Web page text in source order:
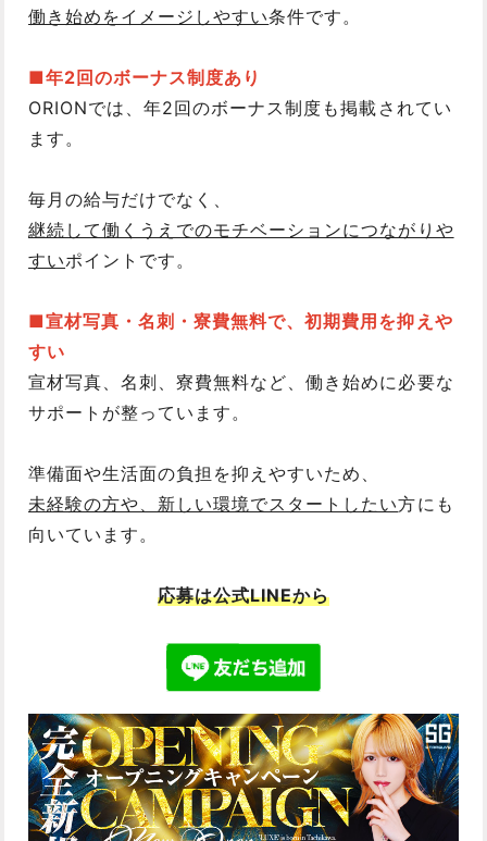
働き始めをイメージしやすい条件です。
■年2回のボーナス制度あり
ORIONでは、年2回のボーナス制度も掲載されてい
ます。
毎月の給与だけでなく、
継続して働くうえでのモチベーションにつながりや
すいポイントです。
■宣材写真・名刺・寮費無料で、初期費用を抑えや
すい
宣材写真、名刺、寮費無料など、働き始めに必要な
サポートが整っています。
準備面や生活面の負担を抑えやすいため、
未経験の方や、新しい環境でスタートしたい方にも
向いています。
応募は公式LINEから